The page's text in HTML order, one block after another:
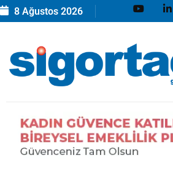
8 Ağustos 2026